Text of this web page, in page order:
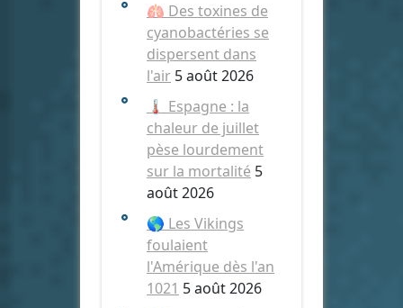
🫁 Des toxines de
cyanobactéries se
dispersent dans
l'air 5 août 2026
🌡️ Espagne : la
chaleur de juillet
pèse lourdement
sur la mortalité 5
août 2026
🌎 Les Vikings
foulaient
l'Amérique dès l'an
1021 5 août 2026